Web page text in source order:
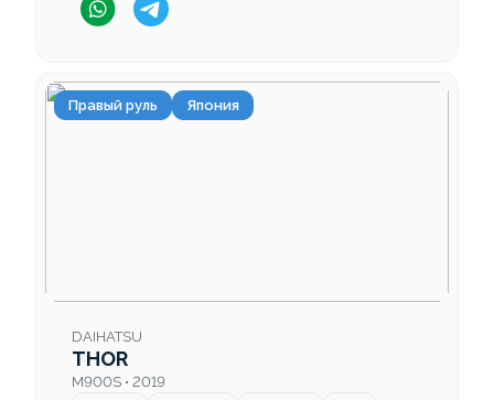
Правый руль Япония
DAIHATSU
THOR
M900S • 2019